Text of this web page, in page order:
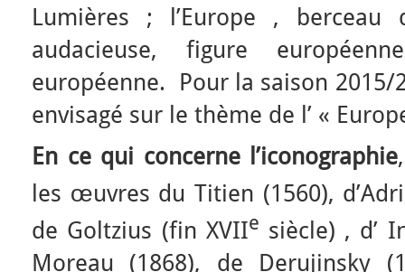
Lumières ; l’Europe ,
audacieuse, figure
européenne. Pour la saison 2015/
envisagé sur le thème de l’ «
En ce qui concerne l’iconographie
les œuvres du Titien (1560),
de Goltzius (fin XVIIe siècle) , d’
Moreau (1868), de Derujinsky